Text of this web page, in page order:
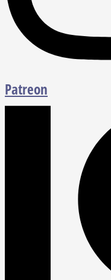
Patreon